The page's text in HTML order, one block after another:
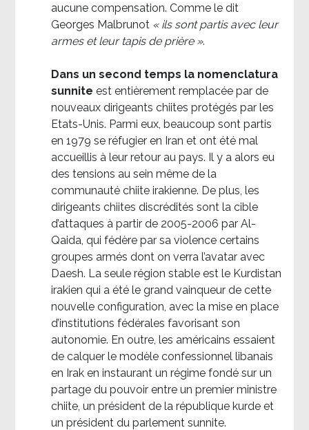
aucune compensation. Comme le dit
Georges Malbrunot « ils sont partis avec leur
armes et leur tapis de prière ».
Dans un second temps la nomenclatura
sunnite est entièrement remplacée par de
nouveaux dirigeants chiites protégés par les
Etats-Unis. Parmi eux, beaucoup sont partis
en 1979 se réfugier en Iran et ont été mal
accueillis à leur retour au pays. Il y a alors eu
des tensions au sein même de la
communauté chiite irakienne. De plus, les
dirigeants chiites discrédités sont la cible
d’attaques à partir de 2005-2006 par Al-
Qaida, qui fédère par sa violence certains
groupes armés dont on verra l’avatar avec
Daesh. La seule région stable est le Kurdistan
irakien qui a été le grand vainqueur de cette
nouvelle configuration, avec la mise en place
d’institutions fédérales favorisant son
autonomie. En outre, les américains essaient
de calquer le modèle confessionnel libanais
en Irak en instaurant un régime fondé sur un
partage du pouvoir entre un premier ministre
chiite, un président de la république kurde et
un président du parlement sunnite.